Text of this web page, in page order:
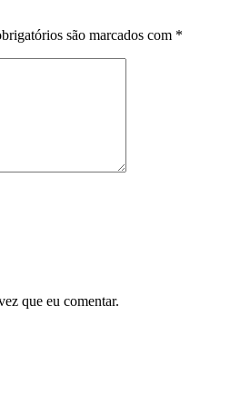
são marcados com *
que eu comentar.